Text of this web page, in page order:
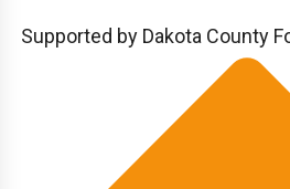
Supported by Dakota County